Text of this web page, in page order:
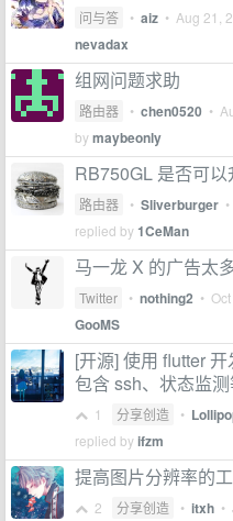
问与答 • aiz • Aug 21,
nevadax
组网问题求助
路由器 • chen0520 •
bymaybeonly
RB750GL 是否可
路由器 • Sliverburger •
replied by1CeMan
马一龙 X 的广告太
Twitter • nothing2 •
GooMS
[开源] 使用 flutter 开
包含 ssh、状态监
1 分享创造 •
replied byifzm
提高图片分辨率的
2 分享创造 • itxh •